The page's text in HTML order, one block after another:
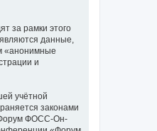
за рамки этого
данные,
«анонимные
и
учётной
законами
ФОСС-Он-